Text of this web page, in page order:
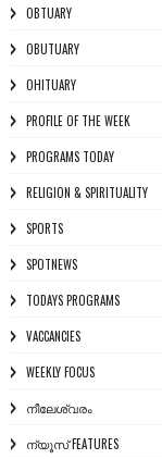
OBTUARY
OBUTUARY
OHITUARY
PROFILE OF THE WEEK
PROGRAMS TODAY
RELIGION & SPIRITUALITY
SPORTS
SPOTNEWS
TODAYS PROGRAMS
VACCANCIES
WEEKLY FOCUS
നീലേശ്വരം
ന്യൂസ് FEATURES